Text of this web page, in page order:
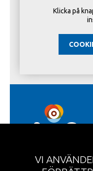
Klicka på
Region Skåne
VI